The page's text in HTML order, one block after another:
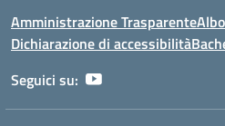
Amministrazione Trasparente
Dichiarazione di accessibilità
Seguici su: